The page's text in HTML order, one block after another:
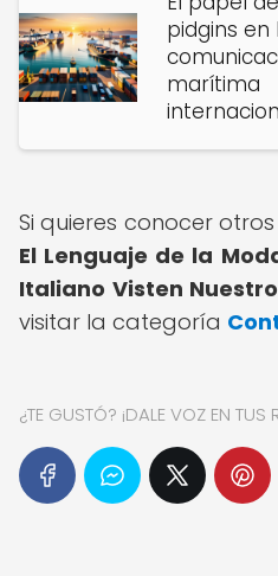
pidgins en
marítima
Si quieres conocer
El Lenguaje de la
Italiano Visten
visitar la categoría
¿TE GUSTÓ? ¡DALE VOZ EN TUS